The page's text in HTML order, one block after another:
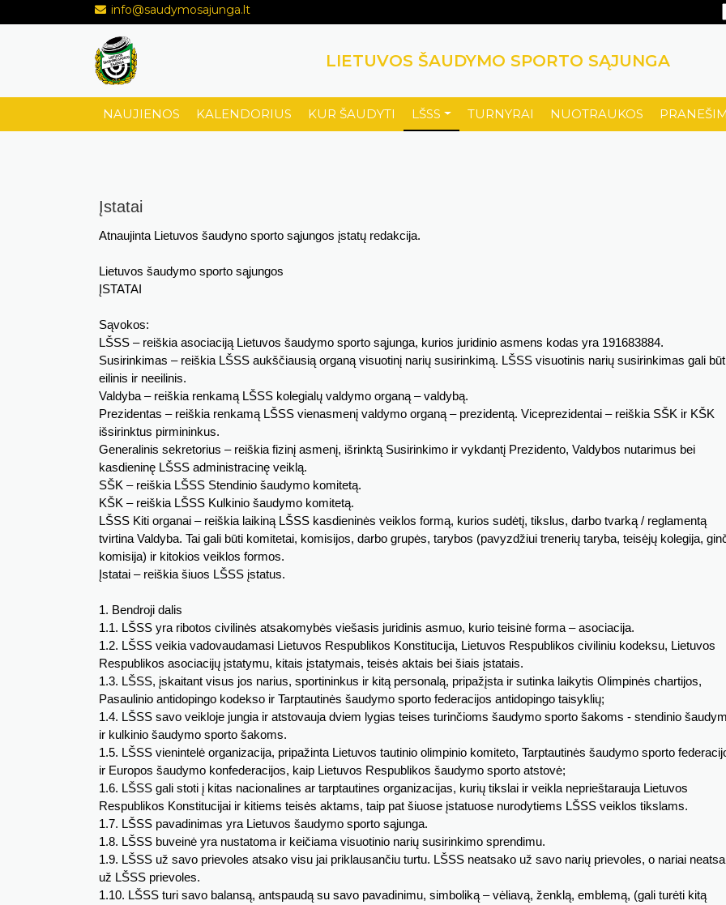
info@saudymosajunga.lt
LIETUVOS ŠAUDYMO SPORTO SĄJUNGA
NAUJIENOS KALENDORIUS KUR ŠAUDYTI LŠSS TURNYRAI NUOTRAUKOS
Įstatai
Atnaujinta Lietuvos šaudyno sporto sąjungos įstatų redakcija.
Lietuvos šaudymo sporto sąjungos
ĮSTATAI
Sąvokos:
LŠSS – reiškia asociaciją Lietuvos šaudymo sporto sąjunga, kurios juridinio asmens kodas yra 191683884.
Susirinkimas – reiškia LŠSS aukščiausią organą visuotinį narių susirinkimą. LŠSS visuotinis narių susirinkimas gali
eilinis ir neeilinis.
Valdyba – reiškia renkamą LŠSS kolegialų valdymo organą – valdybą.
Prezidentas – reiškia renkamą LŠSS vienasmenį valdymo organą – prezidentą. Viceprezidentai – reiškia SŠK ir KŠK
išsirinktus pirmininkus.
Generalinis sekretorius – reiškia fizinį asmenį, išrinktą Susirinkimo ir vykdantį Prezidento, Valdybos nutarimus bei
kasdieninę LŠSS administracinę veiklą.
SŠK – reiškia LŠSS Stendinio šaudymo komitetą.
KŠK – reiškia LŠSS Kulkinio šaudymo komitetą.
LŠSS Kiti organai – reiškia laikiną LŠSS kasdieninės veiklos formą, kurios sudėtį, tikslus, darbo tvarką / reglamentą
tvirtina Valdyba. Tai gali būti komitetai, komisijos, darbo grupės, tarybos (pavyzdžiui trenerių taryba, teisėjų kolegija,
komisija) ir kitokios veiklos formos.
Įstatai – reiškia šiuos LŠSS įstatus.
1. Bendroji dalis
1.1. LŠSS yra ribotos civilinės atsakomybės viešasis juridinis asmuo, kurio teisinė forma – asociacija.
1.2. LŠSS veikia vadovaudamasi Lietuvos Respublikos Konstitucija, Lietuvos Respublikos civiliniu kodeksu, Lietuvos
Respublikos asociacijų įstatymu, kitais įstatymais, teisės aktais bei šiais įstatais.
1.3. LŠSS, įskaitant visus jos narius, sportininkus ir kitą personalą, pripažįsta ir sutinka laikytis Olimpinės chartijos,
Pasaulinio antidopingo kodekso ir Tarptautinės šaudymo sporto federacijos antidopingo taisyklių;
1.4. LŠSS savo veikloje jungia ir atstovauja dviem lygias teises turinčioms šaudymo sporto šakoms - stendinio
ir kulkinio šaudymo sporto šakoms.
1.5. LŠSS vienintelė organizacija, pripažinta Lietuvos tautinio olimpinio komiteto, Tarptautinės šaudymo sporto
ir Europos šaudymo konfederacijos, kaip Lietuvos Respublikos šaudymo sporto atstovė;
1.6. LŠSS gali stoti į kitas nacionalines ar tarptautines organizacijas, kurių tikslai ir veikla neprieštarauja Lietuvos
Respublikos Konstitucijai ir kitiems teisės aktams, taip pat šiuose įstatuose nurodytiems LŠSS veiklos tikslams.
1.7. LŠSS pavadinimas yra Lietuvos šaudymo sporto sąjunga.
1.8. LŠSS buveinė yra nustatoma ir keičiama visuotinio narių susirinkimo sprendimu.
1.9. LŠSS už savo prievoles atsako visu jai priklausančiu turtu. LŠSS neatsako už savo narių prievoles, o nariai
už LŠSS prievoles.
1.10. LŠSS turi savo balansą, antspaudą su savo pavadinimu, simboliką – vėliavą, ženklą, emblemą, (gali turėti kitą